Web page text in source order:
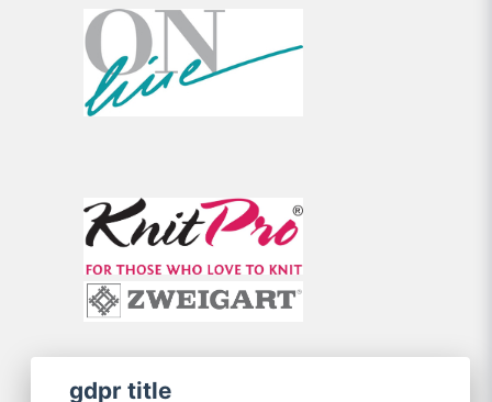
gdpr title